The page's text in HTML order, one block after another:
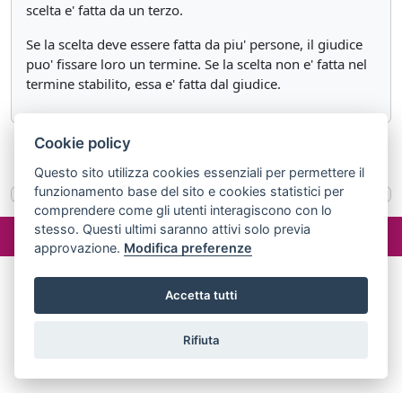
scelta e' fatta da un terzo.
Se la scelta deve essere fatta da piu' persone, il giudice
puo' fissare loro un termine. Se la scelta non e' fatta nel
termine stabilito, essa e' fatta dal giudice.
«Articolo 1285
©2024 misterlex.it -redazione@misterlex.it-Privacy
02029690472
Cookie policy
Questo sito utilizza cookies essenziali per permettere il
funzionamento base del sito e cookies statistici per
comprendere come gli utenti interagiscono con lo
stesso. Questi ultimi saranno attivi solo previa
approvazione. Modifica preferenze
Accetta tutti
Rifiuta